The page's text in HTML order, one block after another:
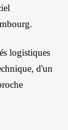
logistiques
d'un